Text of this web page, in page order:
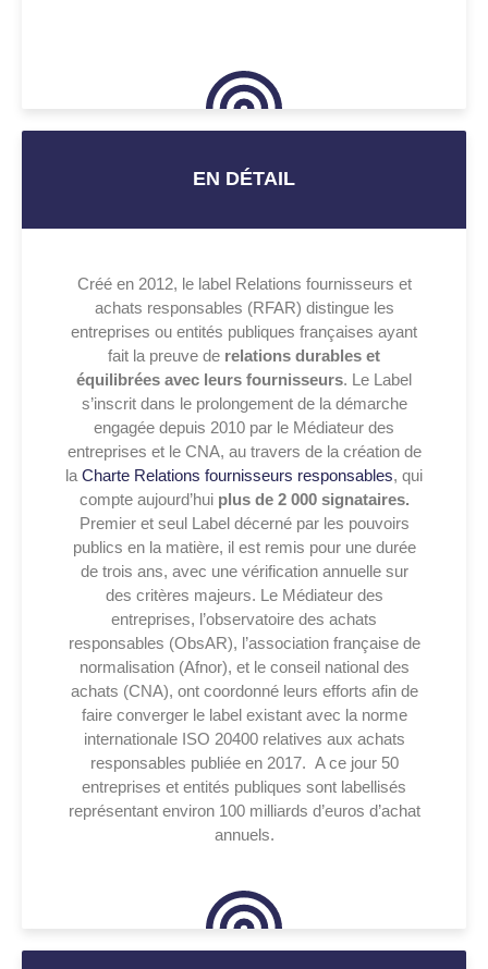
EN DÉTAIL
Créé en 2012, le label Relations fournisseurs et
achats responsables (RFAR) distingue les
entreprises ou entités publiques françaises ayant
fait la preuve de relations durables et
équilibrées avec leurs fournisseurs. Le Label
s’inscrit dans le prolongement de la démarche
engagée depuis 2010 par le Médiateur des
entreprises et le CNA, au travers de la création de
la Charte Relations fournisseurs responsables, qui
compte aujourd’hui plus de 2 000 signataires.
Premier et seul Label décerné par les pouvoirs
publics en la matière, il est remis pour une durée
de trois ans, avec une vérification annuelle sur
des critères majeurs. Le Médiateur des
entreprises, l’observatoire des achats
responsables (ObsAR), l’association française de
normalisation (Afnor), et le conseil national des
achats (CNA), ont coordonné leurs efforts afin de
faire converger le label existant avec la norme
internationale ISO 20400 relatives aux achats
responsables publiée en 2017. A ce jour 50
entreprises et entités publiques sont labellisés
représentant environ 100 milliards d’euros d’achat
annuels.